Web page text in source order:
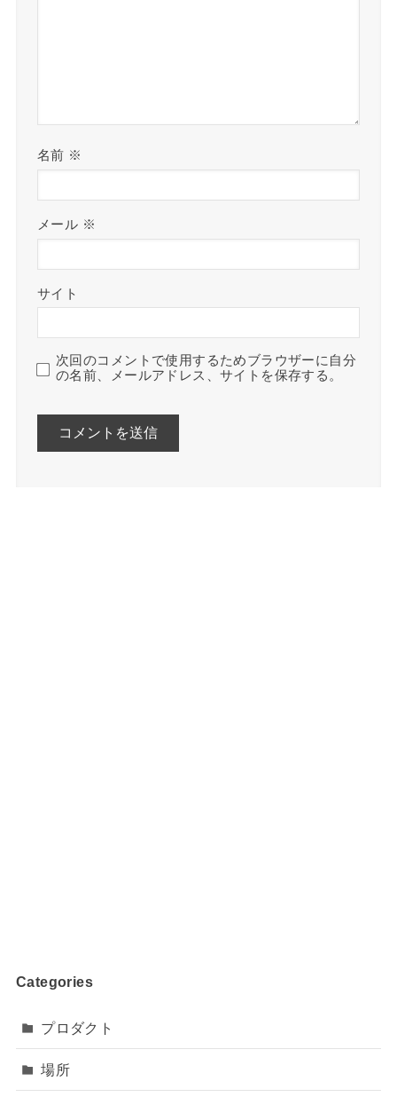
名前 ※
メール ※
サイト
次回のコメントで使用するためブラウザーに自分
の名前、メールアドレス、サイトを保存する。
Categories
プロダクト
場所